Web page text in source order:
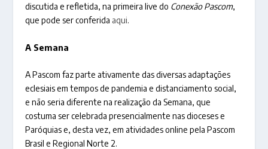
discutida e refletida, na primeira live do Conexão Pascom,
que pode ser conferida aqui.
A Semana
A Pascom faz parte ativamente das diversas adaptações
eclesiais em tempos de pandemia e distanciamento social,
e não seria diferente na realização da Semana, que
costuma ser celebrada presencialmente nas dioceses e
Paróquias e, desta vez, em atividades online pela Pascom
Brasil e Regional Norte 2.